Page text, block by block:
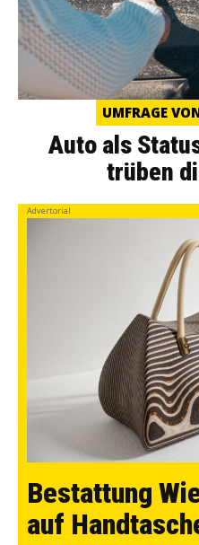
UMFRAGE
Auto als
trüben
Advertorial
Bestattung
auf